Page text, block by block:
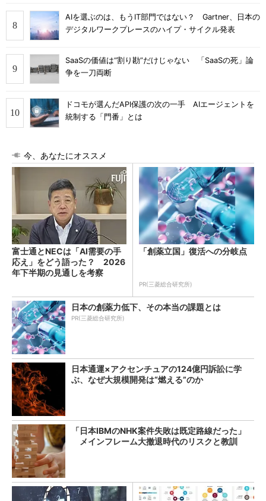
AIを選ぶのは、もうIT部門ではない？ Gartner、日本の
デジタルワークプレースのハイプ・サイクル発表
SaaSの価値は“割り勘”だけじゃない 「SaaSの死」論
争を一刀両断
ドコモが選んだAPI保護の次の一手 AIエージェントを
統制する「門番」とは
今、あなたにオススメ
富士通とNECは「AI需要の手
応え」をどう語った？ 2026
年下半期の見通しを考察
「創薬立国」復活への分岐点
PR(三菱総合研究所)
日本の創薬力低下、その本当の課題とは
PR(三菱総合研究所)
日本通運×アクセンチュアの124億円訴訟に学
ぶ、なぜ大規模開発は“燃える”のか
「日本IBMのNHK案件失敗は既定路線だった」
メインフレーム大撤退時代のリスクと教訓